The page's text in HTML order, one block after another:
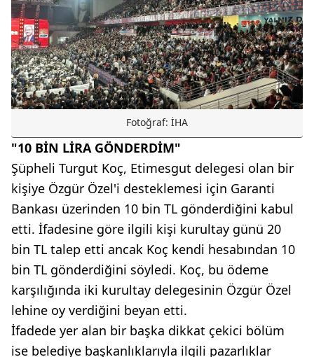
Fotoğraf: İHA
"10 BİN LİRA GÖNDERDİM"
Şüpheli Turgut Koç, Etimesgut delegesi olan bir
kişiye Özgür Özel'i desteklemesi için Garanti
Bankası üzerinden 10 bin TL gönderdiğini kabul
etti. İfadesine göre ilgili kişi kurultay günü 20
bin TL talep etti ancak Koç kendi hesabından 10
bin TL gönderdiğini söyledi. Koç, bu ödeme
karşılığında iki kurultay delegesinin Özgür Özel
lehine oy verdiğini beyan etti.
İfadede yer alan bir başka dikkat çekici bölüm
ise belediye başkanlıklarıyla ilgili pazarlıklar